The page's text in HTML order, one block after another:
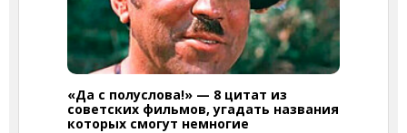
«Да с полуслова!» — 8 цитат из
советских фильмов, угадать названия
которых смогут немногие